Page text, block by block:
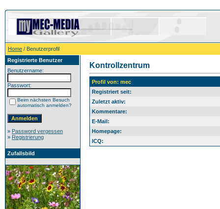
Home / Benutzerprofil
Registrierte Benutzer
Benutzername:
Passwort:
Beim nächsten Besuch
automatisch anmelden?
» Password vergessen
» Registrierung
Zufallsbild
Kontrollzentrum
Profil von: mec
Registriert seit:
Zuletzt aktiv:
Kommentare:
E-Mail:
Homepage:
ICQ: